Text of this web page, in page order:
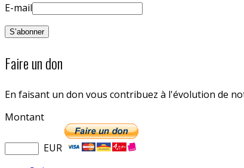
E-mail
Faire un don
En faisant un don vous contribuez à l'évolution de
Montant
EUR